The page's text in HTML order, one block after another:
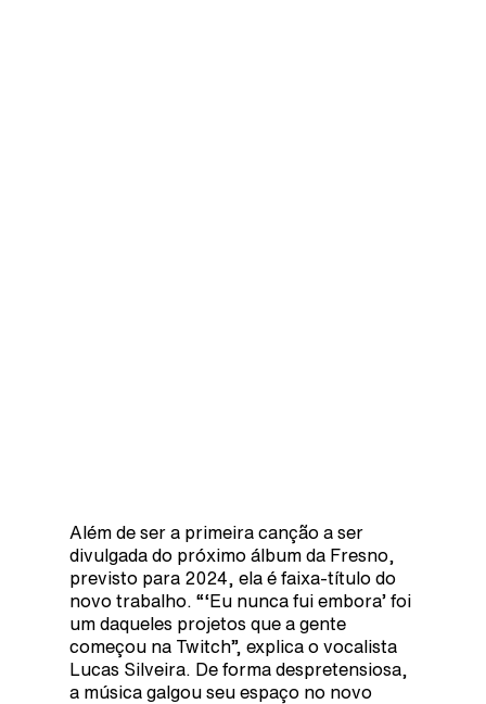
Além de ser a primeira canção a ser
divulgada do próximo álbum da Fresno,
previsto para 2024, ela é faixa-título do
novo trabalho. “‘Eu nunca fui embora’ foi
um daqueles projetos que a gente
começou na Twitch”, explica o vocalista
Lucas Silveira. De forma despretensiosa,
a música galgou seu espaço no novo